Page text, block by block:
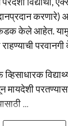
करणारे)
कडक केले आहेत.
...